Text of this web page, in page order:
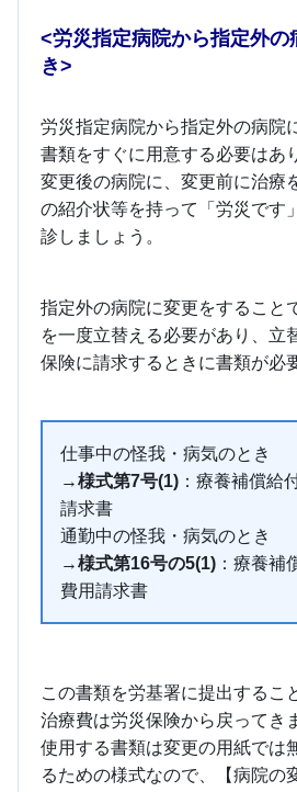
<労災指定病院から指定外の
き>
労災指定病院から指定外の病院
書類をすぐに用意する必要はあ
変更後の病院に、変更前に治療
の紹介状等を持って「労災です
診しましょう。
指定外の病院に変更をすること
を一度立替える必要があり、立
保険に請求するときに書類が必
仕事中の怪我・病気のとき
→様式第7号(1) ：療養補償給
請求書
通勤中の怪我・病気のとき
→様式第16号の5(1) ：療養補
費用請求書
この書類を労基署に提出するこ
治療費は労災保険から戻ってき
使用する書類は変更の用紙では
るための様式なので、【病院の